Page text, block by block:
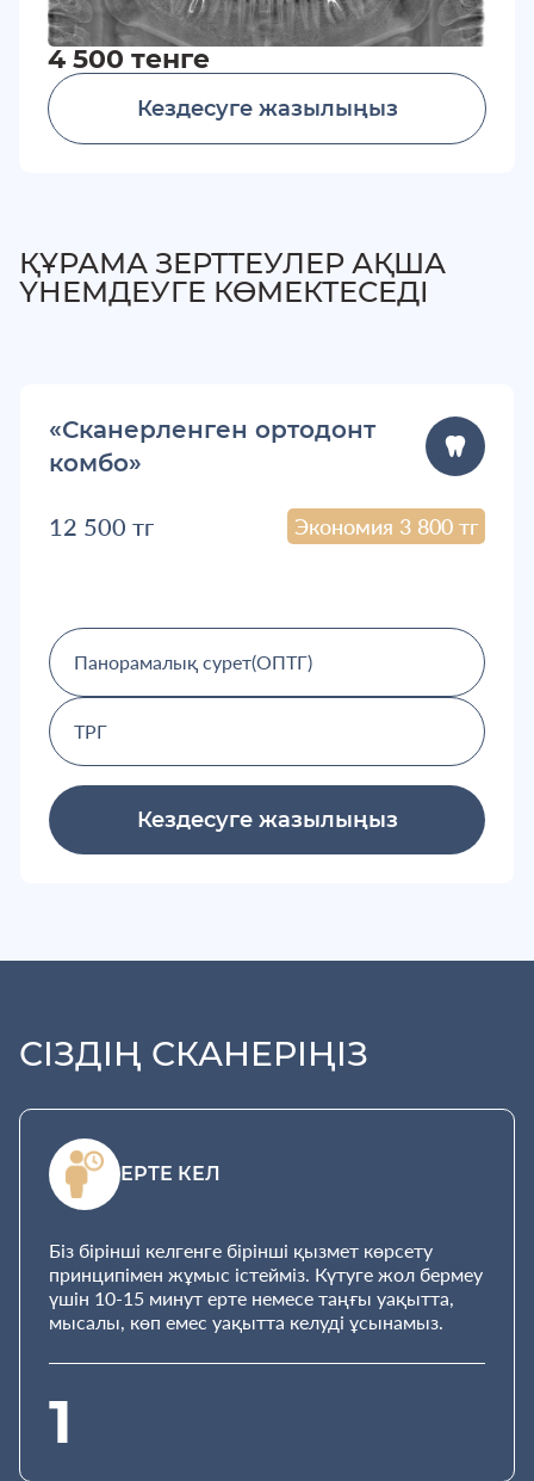
4 500 тенге
Кездесуге жазылыңыз
ҚҰРАМА ЗЕРТТЕУЛЕР АҚША
ҮНЕМДЕУГЕ КӨМЕКТЕСЕДІ
«Сканерленген ортодонт
комбо»
12 500 тг Экономия 3 800 тг
Панорамалық сурет(ОПТГ)
ТРГ
Кездесуге жазылыңыз
СІЗДІҢ СКАНЕРІҢІЗ
ЕРТЕ КЕЛ
Біз бірінші келгенге бірінші қызмет көрсету
принципімен жұмыс істейміз. Күтуге жол бермеу
үшін 10-15 минут ерте немесе таңғы уақытта,
мысалы, көп емес уақытта келуді ұсынамыз.
1